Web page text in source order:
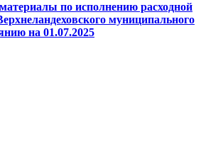
по исполнению расходной
муниципального
на 01.07.2025